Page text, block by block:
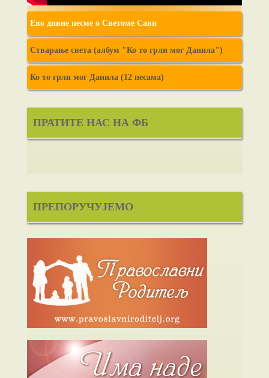
Ево дивне песме о Светоме Сави
Стварање света (албум "Ко то грли мог Данила")
Ко то грли мог Данила (12 песама)
ПРАТИТЕ НАС НА ФБ
ПРЕПОРУЧУЈЕМО